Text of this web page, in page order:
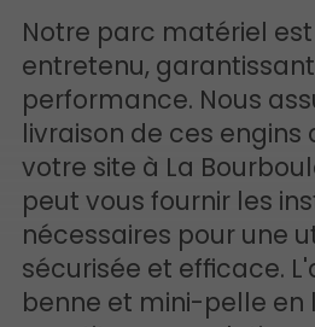
Notre parc matériel
entretenu,
performance. Nous
livraison de ces
votre site à La
peut vous fournir les
nécessaires pour une
sécurisée et efficace.
benne et mini-pelle en